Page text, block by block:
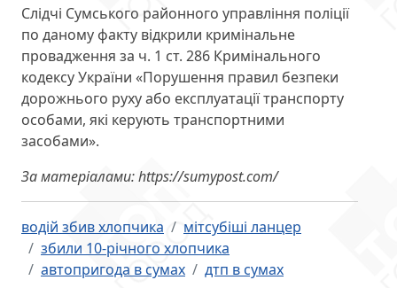
Слідчі Сумського районного управління поліції
по даному факту відкрили кримінальне
провадження за ч. 1 ст. 286 Кримінального
кодексу України «Порушення правил безпеки
дорожнього руху або експлуатації транспорту
особами, які керують транспортними
засобами».
За матеріалами: https://sumypost.com/
водій збив хлопчика
мітсубіші ланцер
збили 10-річного хлопчика
автопригода в сумах
дтп в сумах